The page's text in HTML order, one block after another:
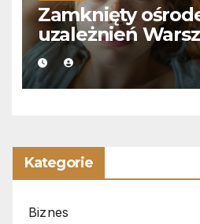
Zamknięty
uzależnień
Kategorie
Biznes